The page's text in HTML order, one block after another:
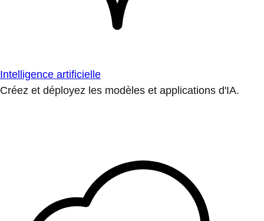
Intelligence artificielle
Créez et déployez les modèles et applications d'IA.